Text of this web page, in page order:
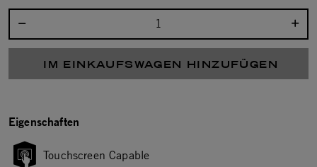
IM EINKAUFSWAGEN HINZUFÜGEN
Eigenschaften
Touchscreen Capable